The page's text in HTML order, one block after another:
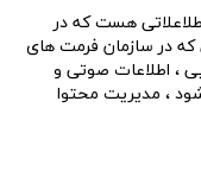
هست که در
که در سازمان فرمت های
، اطلاعات صوتی و
، مدیریت محتوا